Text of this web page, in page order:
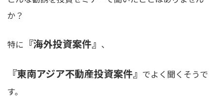
か？
特に 『海外投資案件』 、
『東南アジア不動産投資案件』 でよく聞くそうで
す。